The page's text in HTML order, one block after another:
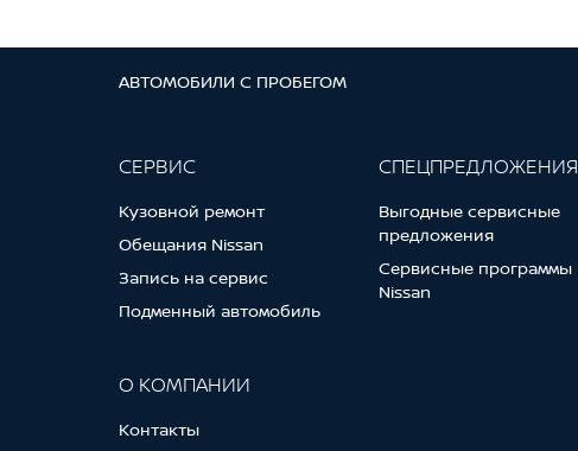
АВТОМОБИЛИ С ПРОБЕГОМ
СЕРВИС
Кузовной ремонт
Обещания Nissan
Запись на сервис
Подменный автомобиль
О КОМПАНИИ
Контакты
СПЕЦПРЕДЛОЖЕНИЯ
Выгодные сервисные
предложения
Сервисные программы
Nissan